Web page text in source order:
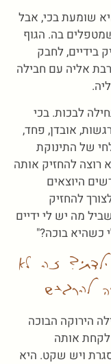
שומעת בכי, אבל
בה. הגוף
בידיים, לחבק
אליה עם חבילה
לבכות. בכי
אובדן, פחד,
של התינוקת
רוצה להחזיק אותה
היוצאים
להחזיק
מה יש לי ידיים
כשהיא בוכה?"
זה לא
להרגיש
הירוקה הבוכה
לקחת אותה
ויש שקט. היא